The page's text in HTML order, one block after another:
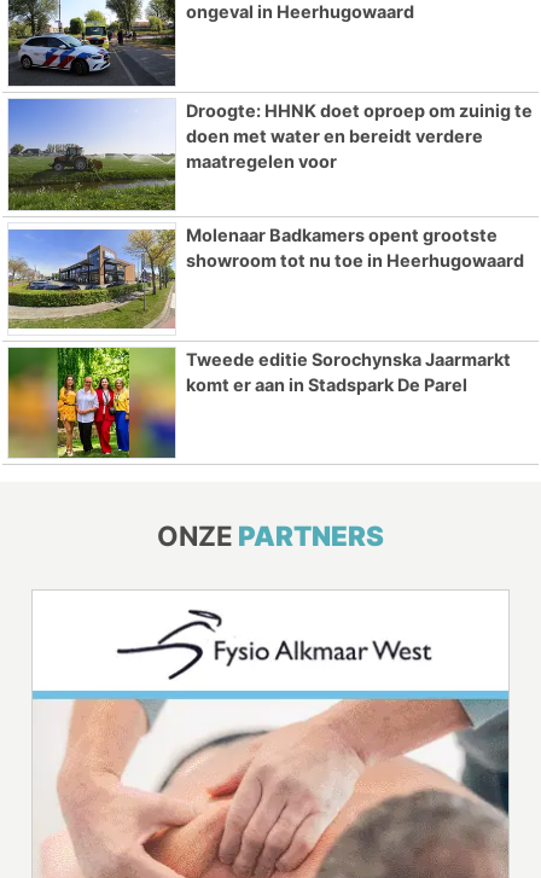
ongeval in Heerhugowaard
Droogte: HHNK doet oproep om zuinig te
doen met water en bereidt verdere
maatregelen voor
Molenaar Badkamers opent grootste
showroom tot nu toe in Heerhugowaard
Tweede editie Sorochynska Jaarmarkt
komt er aan in Stadspark De Parel
ONZE PARTNERS